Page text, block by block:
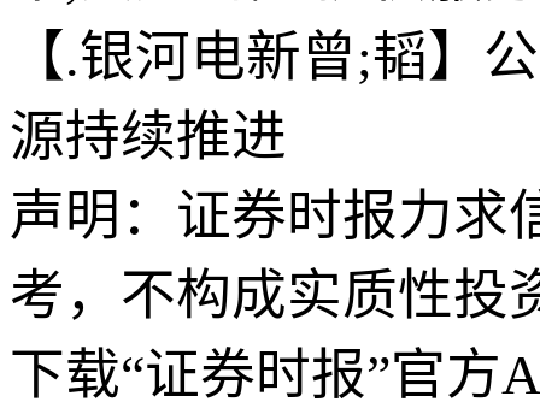
【.银河电新曾;韬】
源持续推进
声明：证券时报力求
考，不构成实质性投
下载“证券时报”官方